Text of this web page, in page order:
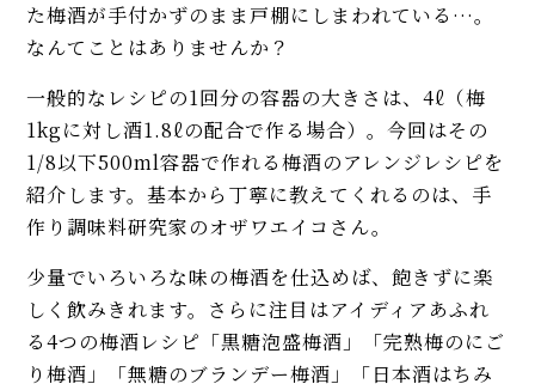
た梅酒が手付かずのまま戸棚にしまわれている…。
なんてことはありませんか？
一般的なレシピの1回分の容器の大きさは、4ℓ（梅
1kgに対し酒1.8ℓの配合で作る場合）。今回はその
1/8以下500ml容器で作れる梅酒のアレンジレシピを
紹介します。基本から丁寧に教えてくれるのは、手
作り調味料研究家のオザワエイコさん。
少量でいろいろな味の梅酒を仕込めば、飽きずに楽
しく飲みきれます。さらに注目はアイディアあふれ
る4つの梅酒レシピ「黒糖泡盛梅酒」「完熟梅のにご
り梅酒」「無糖のブランデー梅酒」「日本酒はちみ
梅仕事のプロが教える、梅シロ
ップ、梅酒、梅干しのおいしい
作り方（レシピ）
モヒートの基本レシピ。すっきり
MORE